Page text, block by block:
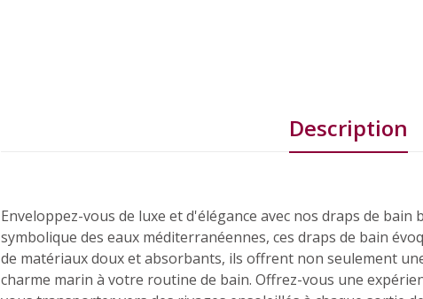
Description
Enveloppez-vous de luxe et d'élégance avec nos draps de
symbolique des eaux méditerranéennes, ces draps de bain
de matériaux doux et absorbants, ils offrent non seulement
charme marin à votre routine de bain. Offrez-vous une